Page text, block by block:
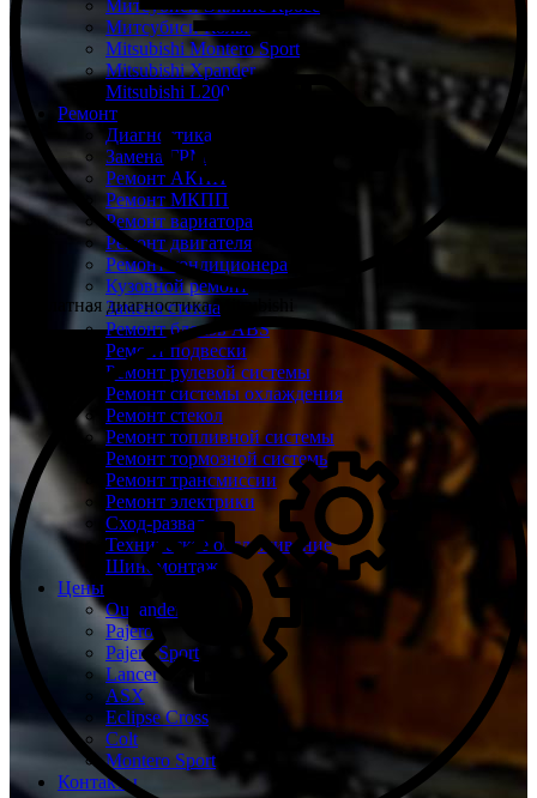
Митсубиси Эклипс Кросс
Митсубиси Кольт
Mitsubishi Montero Sport
Mitsubishi Xpander
Mitsubishi L200
Ремонт
Диагностика
Замена ГРМ
Ремонт АКПП
Ремонт МКПП
Ремонт вариатора
Ремонт двигателя
Ремонт кондиционера
Кузовной ремонт
Замена стекла
Ремонт блоков ABS
Ремонт подвески
Ремонт рулевой системы
Ремонт системы охлаждения
Ремонт стекол
Ремонт топливной системы
Ремонт тормозной системы
Ремонт трансмиссии
Ремонт электрики
Сход-развал
Техническое обслуживание
Шиномонтаж
Цены
Outlander
Pajero
Pajero Sport
Lancer
ASX
Eclipse Cross
Colt
Montero Sport
Контакты
Бесплатная диагностика Mitsubishi